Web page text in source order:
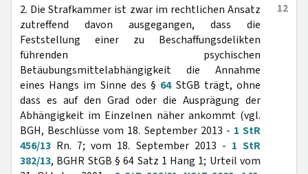
12
2. Die Strafkammer ist zwar im rechtlichen Ansatz
zutreffend davon ausgegangen, dass die
Feststellung einer zu Beschaffungsdelikten
führenden psychischen
Betäubungsmittelabhängigkeit die Annahme
eines Hangs im Sinne des § 64StGB trägt, ohne
dass es auf den Grad oder die Ausprägung der
Abhängigkeit im Einzelnen näher ankommt (vgl.
BGH, Beschlüsse vom 18. September 2013 - 1 StR
456/13 Rn. 7; vom 18. September 2013 - 1 StR
382/13, BGHR StGB § 64 Satz 1 Hang 1; Urteil vom